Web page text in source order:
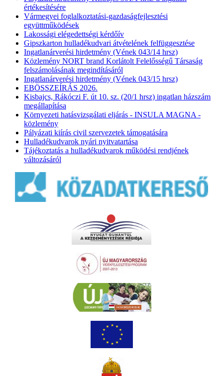
értékesítésére
Vármegyei foglalkoztatási-gazdaságfejlesztési
együttműködések
Lakossági elégedettségi kérdőív
Gipszkarton hulladékudvari átvételének felfüggesztése
Ingatlanárverési hirdetmény (Vének 043/14 hrsz)
Közlemény NORT brand Korlátolt Felelősségű Társaság
felszámolásának megindításáról
Ingatlanárverési hirdetmény (Vének 043/15 hrsz)
EBÖSSZEÍRÁS 2026.
Kisbajcs, Rákóczi F. út 10. sz. (20/1 hrsz) ingatlan házszám
megállapítása
Környezeti hatásvizsgálati eljárás - INSULA MAGNA -
közlemény
Pályázati kiírás civil szervezetek támogatására
Hulladékudvarok nyári nyitvatartása
Tájékoztatás a hulladékudvarok működési rendjének
változásáról